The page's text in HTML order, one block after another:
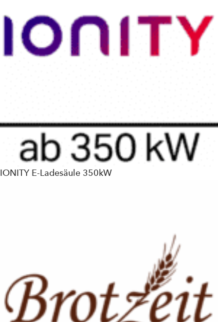
IONITY E-Ladesäule 350kW